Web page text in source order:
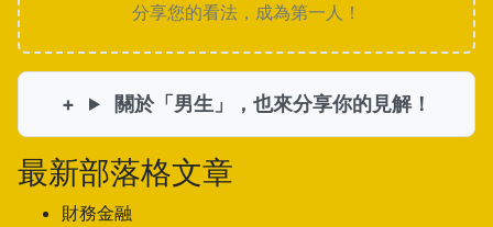
分享您的看法，成為第一人！
關於「男生」，也來分享你的見解！
最新部落格文章
財務金融